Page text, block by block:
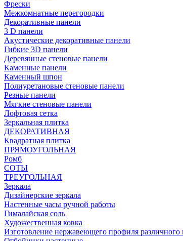
Фрески
Межкомнатные перегородки
Декоративные панели
3 D панели
Акустические декоративные панели
Гибкие 3D панели
Деревянные стеновые панели
Каменные панели
Каменный шпон
Полиуретановые стеновые панели
Резные панели
Мягкие стеновые панели
Лофтовая сетка
Зеркальная плитка
ДЕКОРАТИВНАЯ
Квадратная плитка
ПРЯМОУГОЛЬНАЯ
Ромб
СОТЫ
ТРЕУГОЛЬНАЯ
Зеркала
Дизайнерские зеркала
Настенные часы ручной работы
Гималайская соль
Художественная ковка
Изготовление нержавеющего профиля